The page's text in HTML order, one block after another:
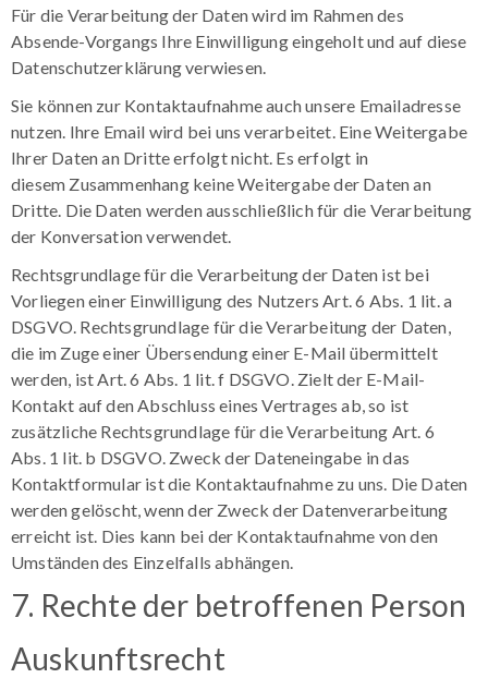
Für die Verarbeitung der Daten wird im Rahmen des
Absende-Vorgangs Ihre Einwilligung eingeholt und auf diese
Datenschutzerklärung verwiesen.
Sie können zur Kontaktaufnahme auch unsere Emailadresse
nutzen. Ihre Email wird bei uns verarbeitet. Eine Weitergabe
Ihrer Daten an Dritte erfolgt nicht. Es erfolgt in
diesem Zusammenhang keine Weitergabe der Daten an
Dritte. Die Daten werden ausschließlich für die Verarbeitung
der Konversation verwendet.
Rechtsgrundlage für die Verarbeitung der Daten ist bei
Vorliegen einer Einwilligung des Nutzers Art. 6 Abs. 1 lit. a
DSGVO. Rechtsgrundlage für die Verarbeitung der Daten,
die im Zuge einer Übersendung einer E-Mail übermittelt
werden, ist Art. 6 Abs. 1 lit. f DSGVO. Zielt der E-Mail-
Kontakt auf den Abschluss eines Vertrages ab, so ist
zusätzliche Rechtsgrundlage für die Verarbeitung Art. 6
Abs. 1 lit. b DSGVO. Zweck der Dateneingabe in das
Kontaktformular ist die Kontaktaufnahme zu uns. Die Daten
werden gelöscht, wenn der Zweck der Datenverarbeitung
erreicht ist. Dies kann bei der Kontaktaufnahme von den
Umständen des Einzelfalls abhängen.
7. Rechte der betroffenen Person
Auskunftsrecht